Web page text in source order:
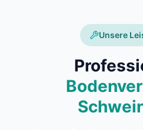
Unsere